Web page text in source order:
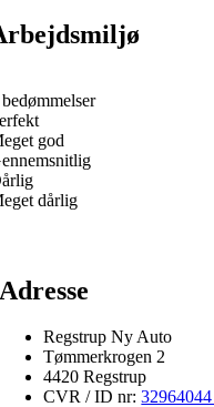
god
dårlig
Adresse
Regstrup Ny Auto
Tømmerkrogen 2
4420 Regstrup
CVR / ID nr: